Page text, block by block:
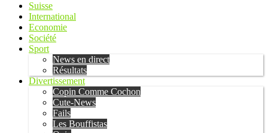
Suisse
International
Economie
Société
Sport
News en direct
Résultats
Divertissement
Copin Comme Cochon
Cute-News
Fails
Les Bouffistas